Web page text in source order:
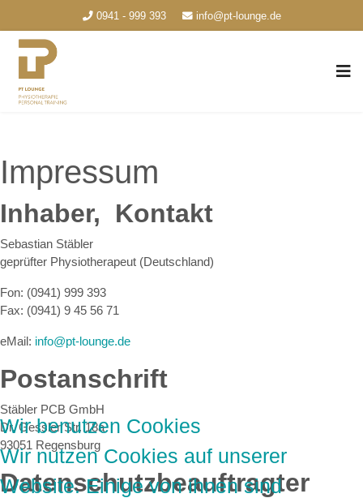
0941 - 999 393 info@pt-lounge.de
Impressum
Inhaber, Kontakt
Sebastian Stäbler
geprüfter Physiotherapeut (Deutschland)
Fon: (0941) 999 393
Fax: (0941) 9 45 56 71
eMail: info@pt-lounge.de
Postanschrift
Stäbler PCB GmbH
Dr. Gessler Str. 18a
93051 Regensburg
Datenschutzbeauftragter
Wir benutzen Cookies
Wir nutzen Cookies auf unserer
Website. Einige von ihnen sind